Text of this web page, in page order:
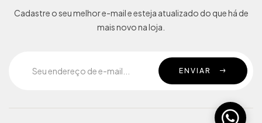
Cadastre o seu melhor e-mail e esteja atualizado do que há de
mais novo na loja.
ENVIAR